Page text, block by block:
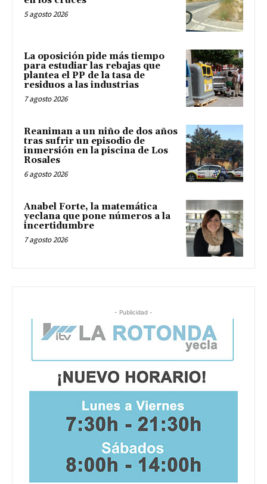
5 agosto 2026
La oposición pide más tiempo
para estudiar las rebajas que
plantea el PP de la tasa de
residuos a las industrias
7 agosto 2026
Reaniman a un niño de dos años
tras sufrir un episodio de
inmersión en la piscina de Los
Rosales
6 agosto 2026
Anabel Forte, la matemática
yeclana que pone números a la
incertidumbre
7 agosto 2026
- Publicidad -